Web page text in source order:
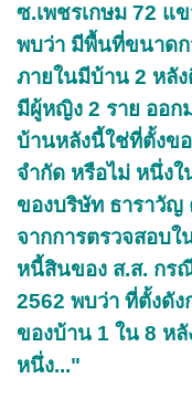
ซ.เพชรเกษม 72 แ
พบว่า มีพื้นที่ขนาดก
ภายในมีบ้าน 2 หลั
มีผู้หญิง 2 ราย ออก
บ้านหลังนี้ใช่ที่ตั้งข
จำกัด หรือไม่ หนึ่ง
ของบริษัท ธาราวั
จากการตรวจสอบ
หนี้สินของ ส.ส. กร
2562 พบว่า ที่ตั้งดั
ของบ้าน 1 ใน 8 ห
หนึ่ง..."